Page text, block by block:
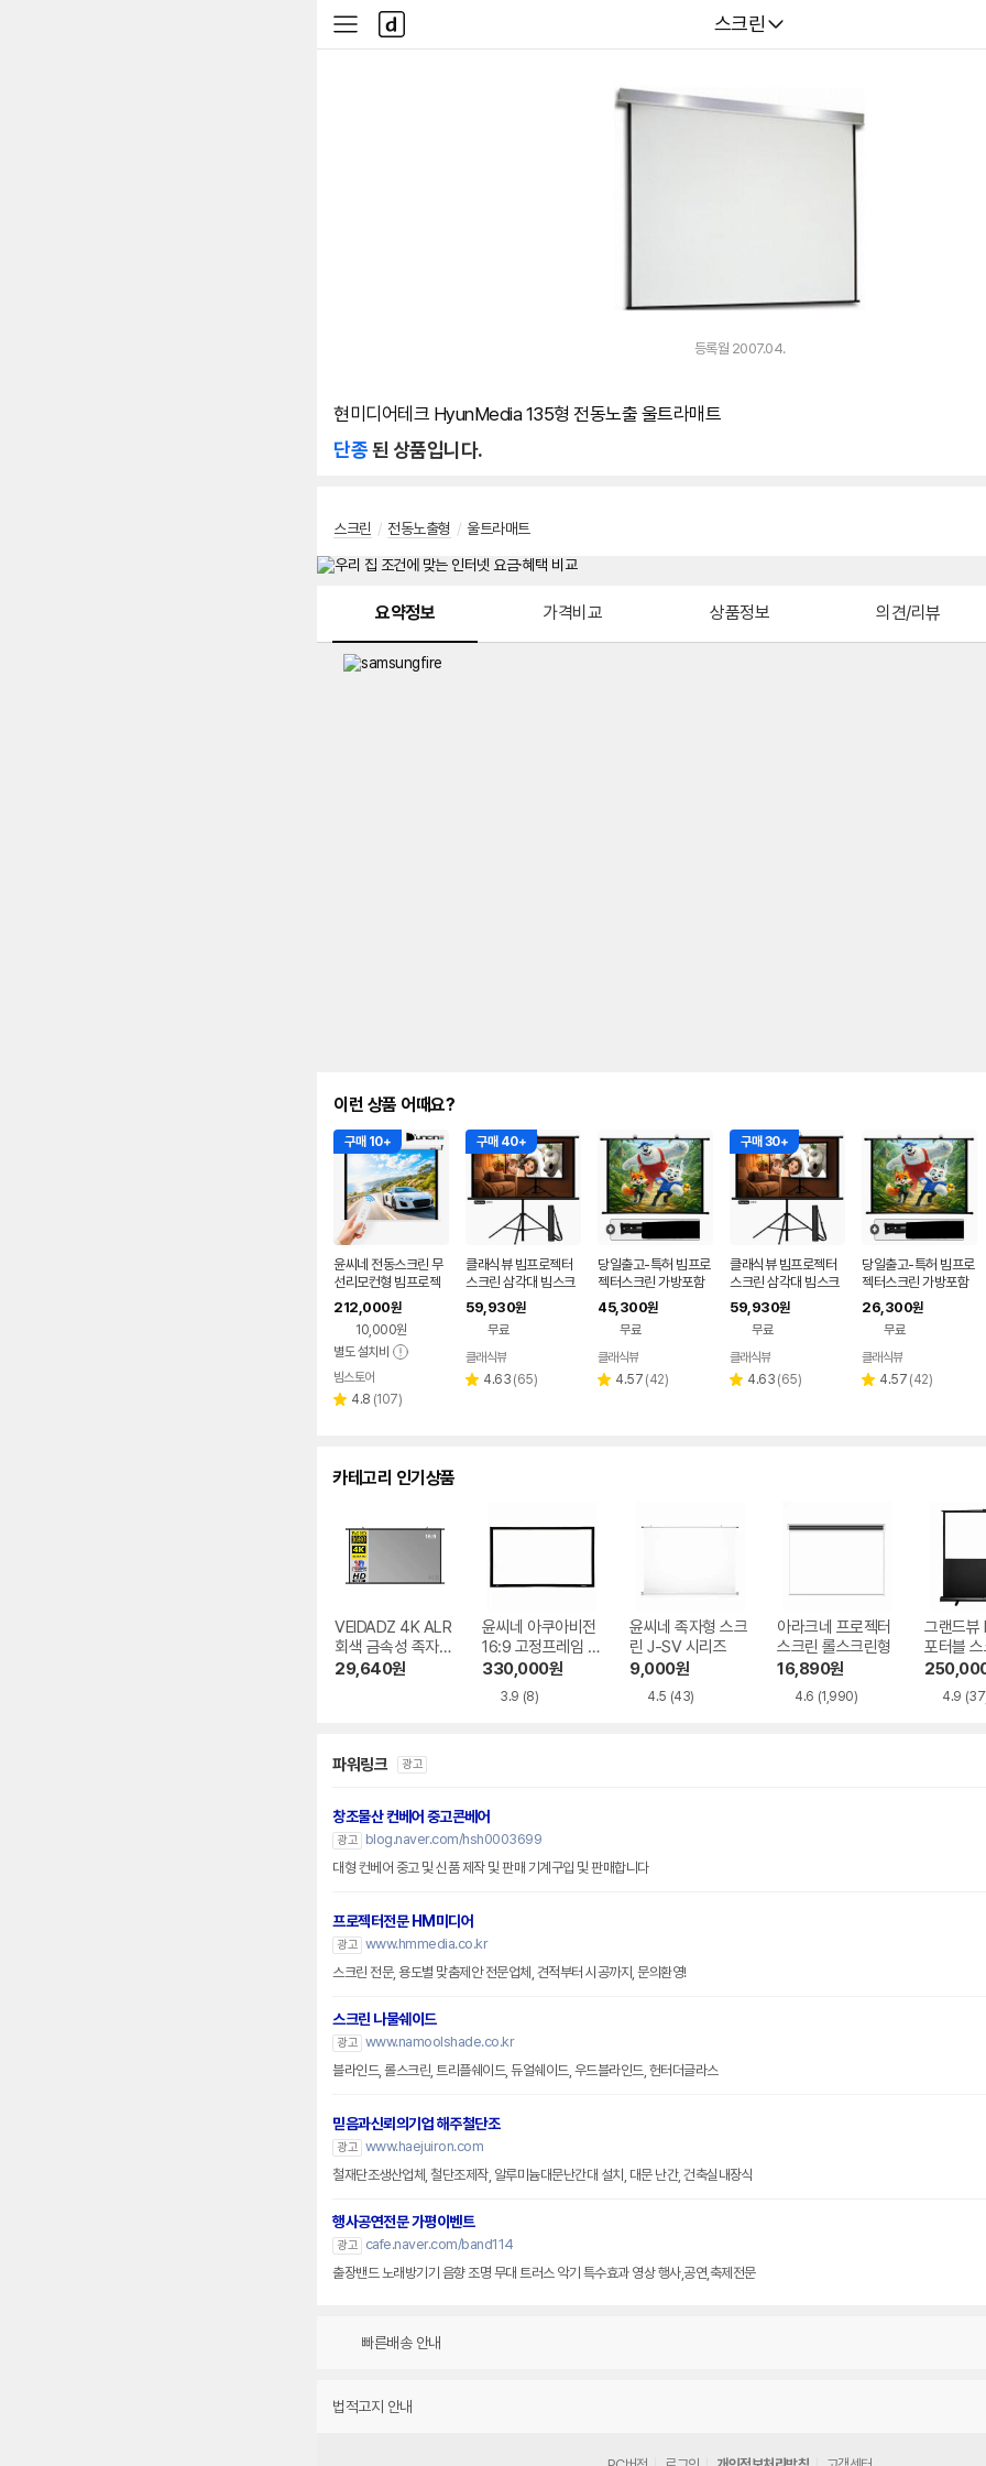
다나와
스크린
사
이
다
나
와
등록월 2007.04.
현미디어테크 HyunMedia 135형 전동노출 울트라매트
단종된 상품입니다.
스크린 / 전동노출형 / 울트라매트
요약정보 가격비교 상품정보 의견/리뷰
이런 상품 어때요?
구매 10+
윤씨네 전동스크린 무
선리모컨형 빔프로젝
터 빔스크린 노출형 2
90cm(120인치), 1개
212,000원
10,000원
별도 설치비
페이
빔스토어
별 4.8 리
(107)
구매 40+
클래식뷰 빔프로젝터
스크린 삼각대 빔스크
린 이동식 스탠드 캠핑
용 가정용 203.2cm
(80인치), 1개
59,930원
무료
클래식뷰
별 4.63 리
(65)
당일출고-특허 빔프로
젝터스크린 가방포함
고급원단 스크린 254
cm(100인치), 1개
45,300원
무료
클래식뷰
별 4.57 리
(42)
구매 30+
클래식뷰 빔프로젝터
스크린 삼각대 빔스크
린 이동식 스탠드 캠핑
용 가정용 152.4cm
(60인치), 1개
59,930원
무료
클래식뷰
별 4.63 리
(65)
당일출고-특허 빔프로
젝터스크린 가방포함
고급원단 스크린 152.
4cm(60인치), 1개
26,300원
무료
클래식뷰
별 4.57 리
(42)
카테고리 인기상품
VEIDADZ 4K ALR
회색 금속성 족자형
빔프로젝터 스크린
29,640원
윤씨네 아쿠아비전
16:9 고정프레임 스
크린 SA-FH 시리
즈 시네비젼원단
330,000원
3.9 (8)
윤씨네 족자형 스크
린 J-SV 시리즈
9,000원
4.5 (43)
아라크네 프로젝터
스크린 롤스크린형
16,890원
4.6 (1,990)
그랜드뷰
포터블
H 시리즈
4.9
파워링크 광고
창조물산 컨베어 중고콘베어
광고
blog.naver.com/hsh0003699
대형 컨베어 중고 및 신품 제작 및 판매 기계구입 및 판매합니다
프로젝터전문 HM미디어
광고 www.hmmedia.co.kr
스크린 전문, 용도별 맞춤제안 전문업체, 견적부터 시공까지, 문의환영!
스크린 나물쉐이드
광고 www.namoolshade.co.kr
블라인드, 롤스크린, 트리플쉐이드, 듀얼쉐이드, 우드블라인드, 헌터더글라스
믿음과신뢰의기업 해주철단조
광고 www.haejuiron.com
철재단조생산업체, 철단조제작, 알루미늄대문난간대 설치, 대문 난간, 건축실내장식
행사공연전문 가평이벤트
광고
cafe.naver.com/band114
출장밴드 노래방기기 음향 조명 무대 트러스 악기 특수효과 영상 행사,공연,축제전문
빠른배송 안내
법적고지 안내